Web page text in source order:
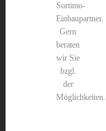
Sortimo-
Einbaupartner.
Gern
beraten
wir Sie
bzgl.
der
Möglichkeiten.